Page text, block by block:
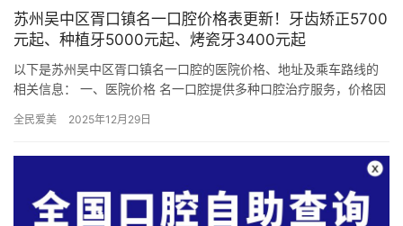
苏州吴中区胥口镇名一口腔价格表更新！牙齿矫正5700
元起、种植牙5000元起、烤瓷牙3400元起
以下是苏州吴中区胥口镇名一口腔的医院价格、地址及乘车路线的
相关信息： 一、医院价格 名一口腔提供多种口腔治疗服务，价格因
护…
全民爱美 2025年12月29日